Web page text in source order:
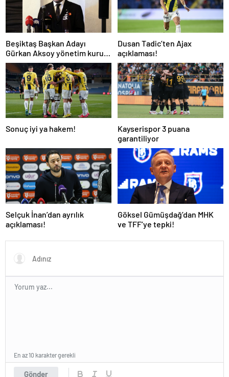
Beşiktaş Başkan Adayı
Gürkan Aksoy yönetim kurulu
listesini tanıttı
Dusan Tadic’ten Ajax
açıklaması!
Sonuç iyi ya hakem!
Kayserispor 3 puana
garantiliyor
Selçuk İnan’dan ayrılık
açıklaması!
Göksel Gümüşdağ’dan MHK
ve TFF’ye tepki!
Gönder
En az 10 karakter gerekli